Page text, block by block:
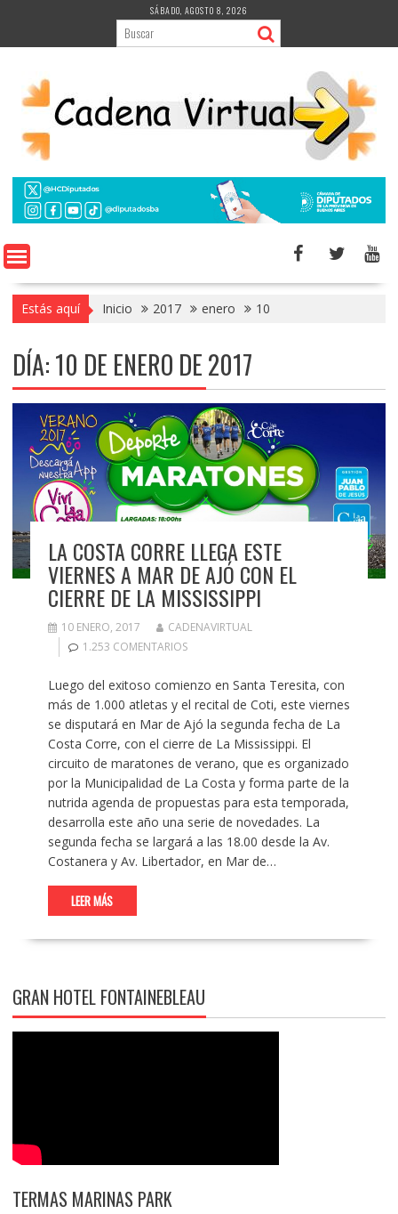
contenido
SÁBADO, AGOSTO 8, 2026
Estás aquí Inicio 2017 enero 10
DÍA:10 DE ENERO DE 2017
LA COSTA CORRE LLEGA ESTE
VIERNES A MAR DE AJÓ CON EL
CIERRE DE LA MISSISSIPPI
10 ENERO, 2017
CADENAVIRTUAL
1.253 COMENTARIOS
Luego del exitoso comienzo en Santa Teresita, con
más de 1.000 atletas y el recital de Coti, este viernes
se disputará en Mar de Ajó la segunda fecha de La
Costa Corre, con el cierre de La Mississippi. El
circuito de maratones de verano, que es organizado
por la Municipalidad de La Costa y forma parte de la
nutrida agenda de propuestas para esta temporada,
desarrolla este año una serie de novedades. La
segunda fecha se largará a las 18.00 desde la Av.
Costanera y Av. Libertador, en Mar de…
LEER MÁS
GRAN HOTEL FONTAINEBLEAU
TERMAS MARINAS PARK